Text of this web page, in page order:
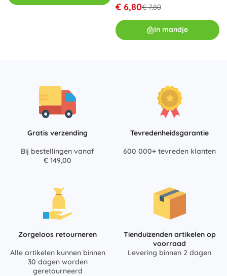
€ 6,80€ 7,80
In mandje
Gratis verzending
Bij bestellingen vanaf
€ 149,00
Tevredenheidsgarantie
600 000+ tevreden klanten
Zorgeloos retourneren
Alle artikelen kunnen binnen
30 dagen worden
geretourneerd
Tienduizenden artikelen op
voorraad
Levering binnen 2 dagen